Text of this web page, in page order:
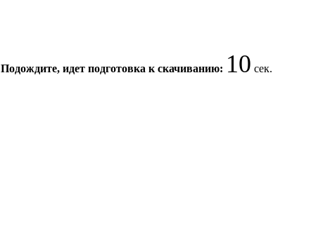
Подождите, идет подготовка к скачиванию: 10 сек.